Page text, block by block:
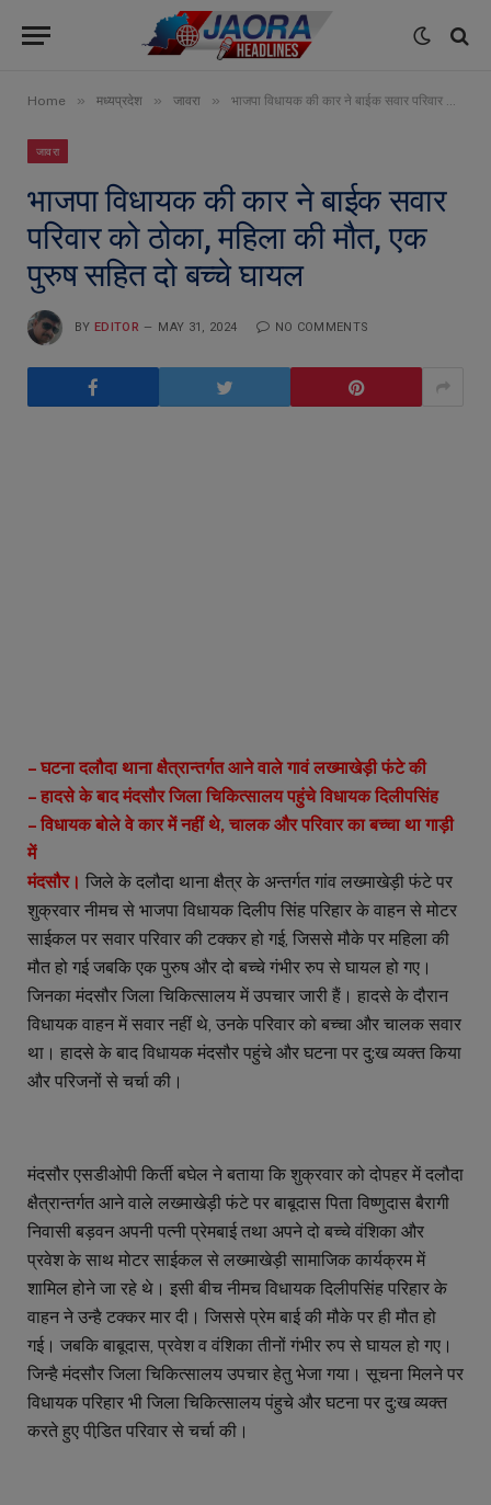
Home » मध्यप्रदेश » जावरा » भाजपा विधायक की कार ने बाईक सवार परिवार को ठोका, महिला की मौत, एक पुरुष सहित दो बच्चे घायल
जावरा
भाजपा विधायक की कार ने बाईक सवार
परिवार को ठोका, महिला की मौत, एक
पुरुष सहित दो बच्चे घायल
BY EDITOR MAY 31, 2024 NO COMMENTS
– घटना दलौदा थाना क्षैत्रान्तर्गत आने वाले गावं लख्माखेड़ी फंटे की
– हादसे के बाद मंदसौर जिला चिकित्सालय पहुंचे विधायक दिलीपसिंह
– विधायक बोले वे कार में नहीं थे, चालक और परिवार का बच्चा था गाड़ी
में
मंदसौर। जिले के दलौदा थाना क्षैत्र के अन्तर्गत गांव लख्माखेड़ी फंटे पर
शुक्रवार नीमच से भाजपा विधायक दिलीप सिंह परिहार के वाहन से मोटर
साईकल पर सवार परिवार की टक्कर हो गई, जिससे मौके पर महिला की
मौत हो गई जबकि एक पुरुष और दो बच्चे गंभीर रुप से घायल हो गए।
जिनका मंदसौर जिला चिकित्सालय में उपचार जारी हैं। हादसे के दौरान
विधायक वाहन में सवार नहीं थे, उनके परिवार को बच्चा और चालक सवार
था। हादसे के बाद विधायक मंदसौर पहुंचे और घटना पर दु:ख व्यक्त किया
और परिजनों से चर्चा की।
मंदसौर एसडीओपी किर्ती बघेल ने बताया कि शुक्रवार को दोपहर में दलौदा
क्षैत्रान्तर्गत आने वाले लख्माखेड़ी फंटे पर बाबूदास पिता विष्णुदास बैरागी
निवासी बड़वन अपनी पत्नी प्रेमबाई तथा अपने दो बच्चे वंशिका और
प्रवेश के साथ मोटर साईकल से लख्माखेड़ी सामाजिक कार्यक्रम में
शामिल होने जा रहे थे। इसी बीच नीमच विधायक दिलीपसिंह परिहार के
वाहन ने उन्है टक्कर मार दी। जिससे प्रेम बाई की मौके पर ही मौत हो
गई। जबकि बाबूदास, प्रवेश व वंशिका तीनों गंभीर रुप से घायल हो गए।
जिन्है मंदसौर जिला चिकित्सालय उपचार हेतु भेजा गया। सूचना मिलने पर
विधायक परिहार भी जिला चिकित्सालय पंहुचे और घटना पर दु:ख व्यक्त
करते हुए पीडि़त परिवार से चर्चा की।